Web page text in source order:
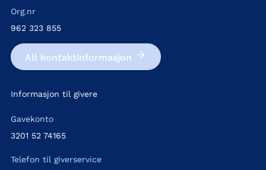
Org.nr
962 323 855
All kontakt­informasjon
Informasjon til givere
Gavekonto
3201 52 74165
Telefon til giverservice